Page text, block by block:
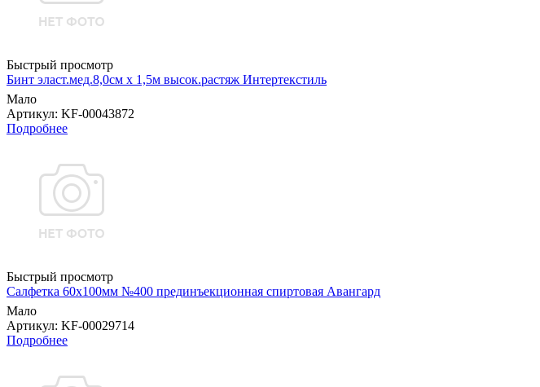
Быстрый просмотр
Бинт эласт.мед.8,0см х 1,5м высок.растяж Интертекстиль
Мало
Артикул: KF-00043872
Подробнее
Быстрый просмотр
Салфетка 60х100мм №400 прединъекционная спиртовая Авангард
Мало
Артикул: KF-00029714
Подробнее